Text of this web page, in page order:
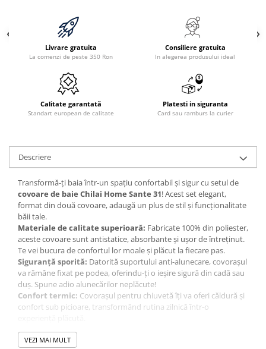
Livrare gratuita
La comenzi de peste 350 Ron
Consiliere gratuita
In alegerea produsului ideal
Calitate garantată
Standart european de calitate
Platesti in siguranta
Card sau ramburs la curier
Descriere
Transformă-ți baia într-un spațiu confortabil și sigur cu setul de
covoare de baie Chilai Home Sante 31! Acest set elegant,
format din două covoare, adaugă un plus de stil și funcționalitate
băii tale.
Materiale de calitate superioară: Fabricate 100% din poliester,
aceste covoare sunt antistatice, absorbante și ușor de întreținut.
Te vei bucura de confortul lor moale și plăcut la fiecare pas.
Siguranță sporită: Datorită suportului anti-alunecare, covorașul
va rămâne fixat pe podea, oferindu-ți o ieșire sigură din cadă sau
duș. Spune adio alunecărilor neplăcute!
Confort termic: Covorașul pentru chiuvetă îți va oferi căldură și
confort sub picioare, transformând rutina zilnică într-o
Avantajele covoarelor de baie:
Îmbunătățesc climatul interior al băii, creând o atmosferă mai
VEZI MAI MULT